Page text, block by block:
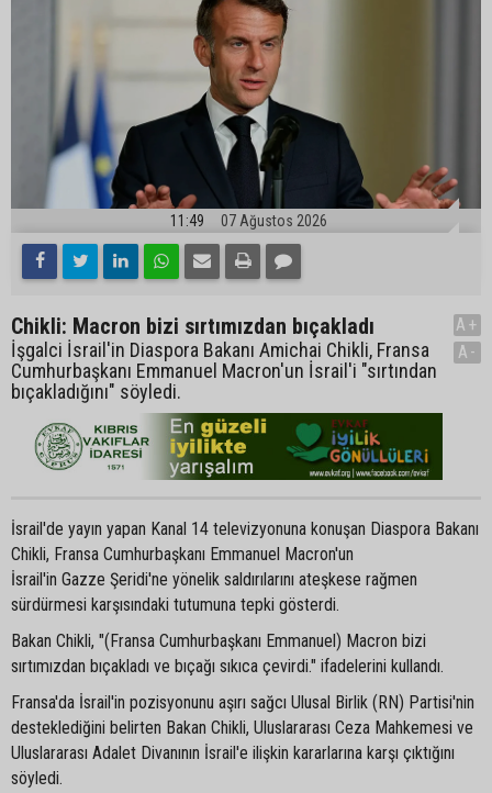
11:49 07 Ağustos 2026
Chikli: Macron bizi sırtımızdan bıçakladı
İşgalci İsrail'in Diaspora Bakanı Amichai Chikli, Fransa
Cumhurbaşkanı Emmanuel Macron'un İsrail'i "sırtından
bıçakladığını" söyledi.
A+
A-
İsrail'de yayın yapan Kanal 14 televizyonuna konuşan Diaspora Bakanı
Chikli, Fransa Cumhurbaşkanı Emmanuel Macron'un
İsrail'in Gazze Şeridi'ne yönelik saldırılarını ateşkese rağmen
sürdürmesi karşısındaki tutumuna tepki gösterdi.
Bakan Chikli, "(Fransa Cumhurbaşkanı Emmanuel) Macron bizi
sırtımızdan bıçakladı ve bıçağı sıkıca çevirdi." ifadelerini kullandı.
Fransa'da İsrail'in pozisyonunu aşırı sağcı Ulusal Birlik (RN) Partisi'nin
desteklediğini belirten Bakan Chikli, Uluslararası Ceza Mahkemesi ve
Uluslararası Adalet Divanının İsrail'e ilişkin kararlarına karşı çıktığını
söyledi.